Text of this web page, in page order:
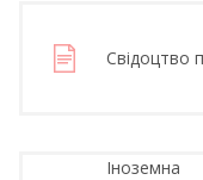
Свідоцтво
Іноземна